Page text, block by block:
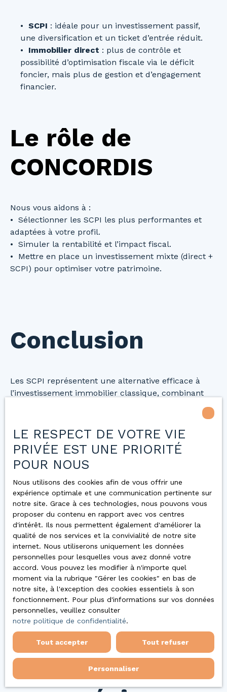
SCPI : idéale pour un investissement passif,
une diversification et un ticket d’entrée réduit.
Immobilier direct : plus de contrôle et
possibilité d’optimisation fiscale via le déficit
foncier, mais plus de gestion et d’engagement
financier.
Le rôle de
CONCORDIS
Nous vous aidons à :
Sélectionner les SCPI les plus performantes et
adaptées à votre profil.
Simuler la rentabilité et l’impact fiscal.
Mettre en place un investissement mixte (direct +
SCPI) pour optimiser votre patrimoine.
Conclusion
Les SCPI représentent une alternative efficace à
l’investissement immobilier classique, combinant
Bien choisies, elles peuvent devenir un pilier solide
de votre stratégie patrimoniale.
Vous souhaitez investir dans un bien
Nos agences
Vous
LE RESPECT DE VOTRE VIE
PRIVÉE EST UNE PRIORITÉ
POUR NOUS
Nous utilisons des cookies afin de vous offrir une
expérience optimale et une communication pertinente sur
notre site. Grace à ces technologies, nous pouvons vous
proposer du contenu en rapport avec vos centres
d'intérêt. Ils nous permettent également d'améliorer la
qualité de nos services et la convivialité de notre site
internet. Nous utiliserons uniquement les données
personnelles pour lesquelles vous avez donné votre
accord. Vous pouvez les modifier à n'importe quel
moment via la rubrique ″Gérer les cookies″ en bas de
notre site, à l'exception des cookies essentiels à son
fonctionnement. Pour plus d'informations sur vos données
personnelles, veuillez consulter
notre politique de confidentialité.
Tout accepter Tout refuser
Personnaliser